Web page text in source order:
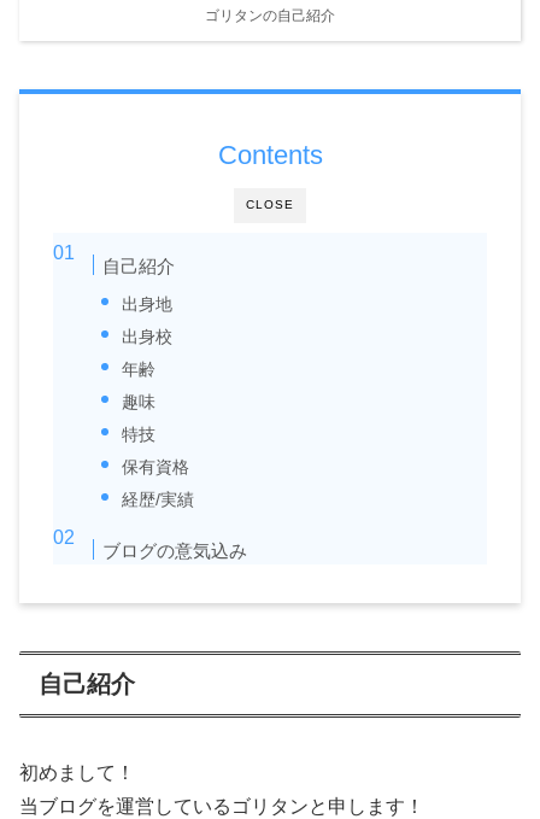
ゴリタンの自己紹介
CLOSE
Contents
自己紹介
出身地
出身校
年齢
趣味
特技
保有資格
経歴/実績
ブログの意気込み
自己紹介
初めまして！
当ブログを運営しているゴリタンと申します！